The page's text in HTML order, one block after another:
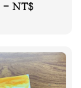
-NT$